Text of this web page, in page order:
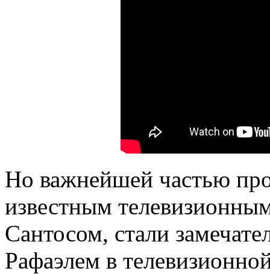
Но важнейшей частью
известным
Сантосом, стали
Рафаэлем в